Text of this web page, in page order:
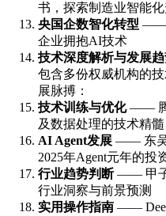
书，探索制造业智能
央国企数智化转型 ——
企业拥抱AI技术
技术深度解析与发展
包含多份权威机构的
展脉搏：
技术训练与优化—— 腾
及数据处理的技术精髓
AI Agent发展 —— 东吴
2025年Agent元年的投
行业趋势判断—— 甲子
行业洞察与前景预测
实用操作指南 ——